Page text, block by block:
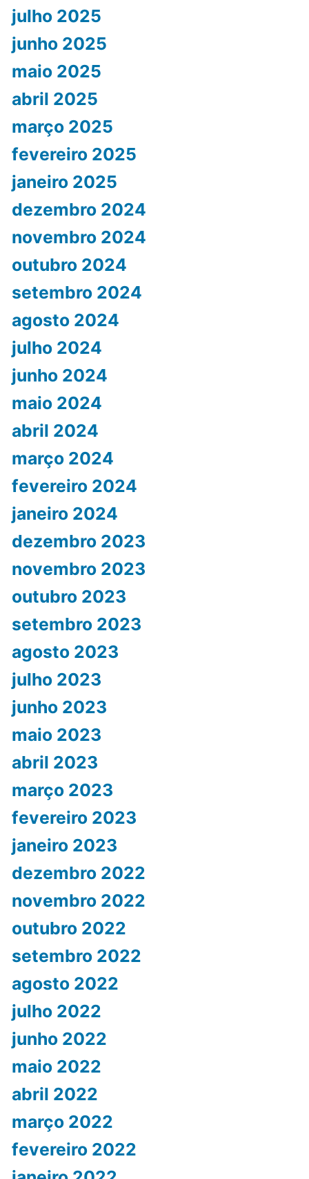
julho 2025
junho 2025
maio 2025
abril 2025
março 2025
fevereiro 2025
janeiro 2025
dezembro 2024
novembro 2024
outubro 2024
setembro 2024
agosto 2024
julho 2024
junho 2024
maio 2024
abril 2024
março 2024
fevereiro 2024
janeiro 2024
dezembro 2023
novembro 2023
outubro 2023
setembro 2023
agosto 2023
julho 2023
junho 2023
maio 2023
abril 2023
março 2023
fevereiro 2023
janeiro 2023
dezembro 2022
novembro 2022
outubro 2022
setembro 2022
agosto 2022
julho 2022
junho 2022
maio 2022
abril 2022
março 2022
fevereiro 2022